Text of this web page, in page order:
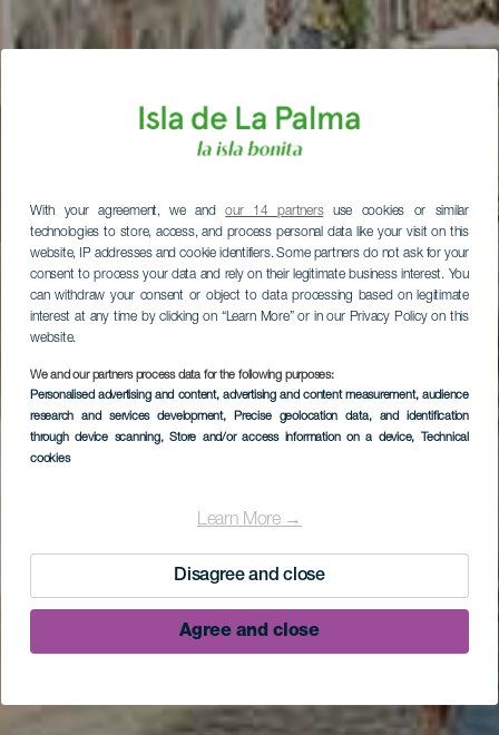
With your agreement, we andour 14 partnersuse cookies or similar
technologies to store, access, and process personal data like your visit on this
website, IP addresses and cookie identifiers. Some partners do not ask for your
consent to process your data and rely on their legitimate business interest. You
can withdraw your consent or object to data processing based on legitimate
interest at any time by clicking on “Learn More” or in our Privacy Policy on this
website.
We and our partners process data for the following purposes:
Personalised advertising and content, advertising and content measurement, audience
research and services development, Precise geolocation data, and identification
through device scanning, Store and/or access information on a device, Technical
cookies
Learn More →
Disagree and close
Agree and close